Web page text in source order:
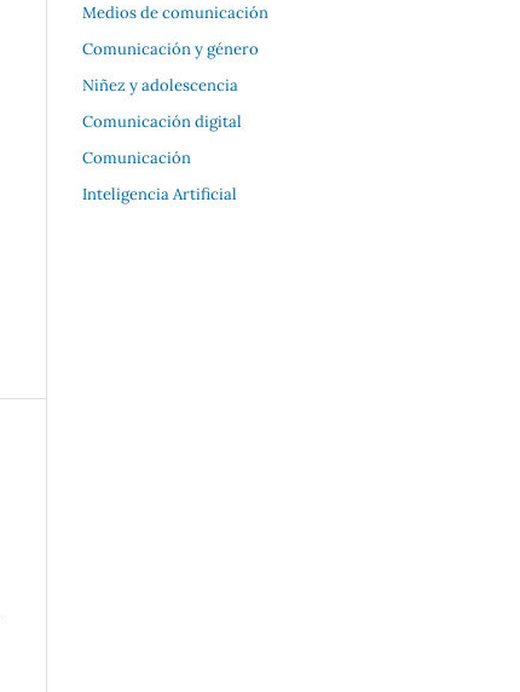
Medios de comunicación
Comunicación y género
Niñez y adolescencia
Comunicación digital
Comunicación
Inteligencia Artificial